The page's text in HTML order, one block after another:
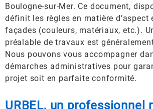
Boulogne-sur-Mer. Ce document,
définit les règles en matière d’aspect
façades (couleurs, matériaux, etc.).
préalable de travaux est
Nous pouvons vous accompagner
démarches administratives pour
projet soit en parfaite conformité.
URBEL, un professionnel